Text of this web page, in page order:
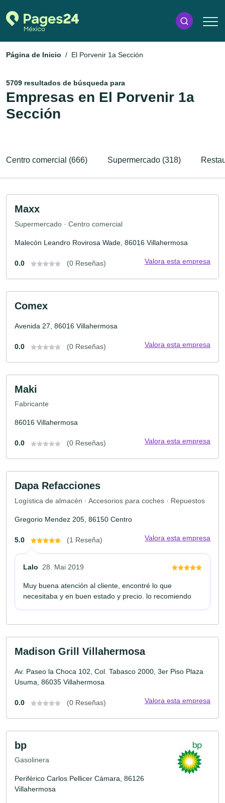
Página de Inicio El Porvenir 1a Sección
5709 resultados de búsqueda para
Empresas en El Porvenir 1a
Sección
Centro comercial (666) Supermercado (318)
Maxx
Supermercado · Centro comercial
Malecón Leandro Rovirosa Wade, 86016 Villahermosa
0.0 (0 Reseñas) Valora esta empresa
Comex
Avenida 27, 86016 Villahermosa
0.0 (0 Reseñas) Valora esta empresa
Maki
Fabricante
86016 Villahermosa
0.0 (0 Reseñas) Valora esta empresa
Dapa Refacciones
Logística de almacén · Accesorios para coches · Repuestos
Gregorio Mendez 205, 86150 Centro
5.0 (1 Reseña) Valora esta empresa
Lalo 28. Mai 2019
Muy buena atención al cliente, encontré lo que
necesitaba y en buen estado y precio. lo recomiendo
Madison Grill Villahermosa
Av. Paseo la Choca 102, Col. Tabasco 2000, 3er Piso Plaza
Usuma, 86035 Villahermosa
0.0 (0 Reseñas) Valora esta empresa
bp
Gasolinera
Periférico Carlos Pellicer Cámara, 86126
Villahermosa